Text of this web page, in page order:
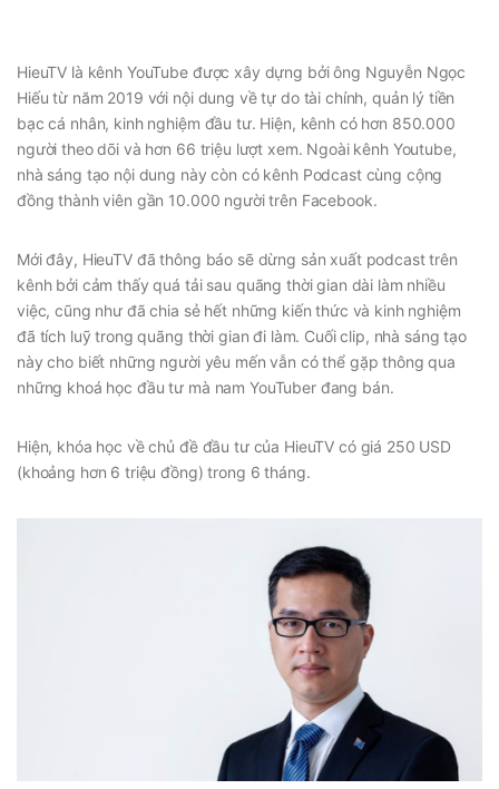
HieuTV là kênh YouTube được xây dựng bởi ông Nguyễn Ngọc
Hiếu từ năm 2019 với nội dung về tự do tài chính, quản lý tiền
bạc cá nhân, kinh nghiệm đầu tư. Hiện, kênh có hơn 850.000
người theo dõi và hơn 66 triệu lượt xem. Ngoài kênh Youtube,
nhà sáng tạo nội dung này còn có kênh Podcast cùng cộng
đồng thành viên gần 10.000 người trên Facebook.
Mới đây, HieuTV đã thông báo sẽ dừng sản xuất podcast trên
kênh bởi cảm thấy quá tải sau quãng thời gian dài làm nhiều
việc, cũng như đã chia sẻ hết những kiến thức và kinh nghiệm
đã tích luỹ trong quãng thời gian đi làm. Cuối clip, nhà sáng tạo
này cho biết những người yêu mến vẫn có thể gặp thông qua
những khoá học đầu tư mà nam YouTuber đang bán.
Hiện, khóa học về chủ đề đầu tư của HieuTV có giá 250 USD
(khoảng hơn 6 triệu đồng) trong 6 tháng.